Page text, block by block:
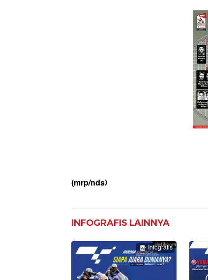
(mrp/nds)
INFOGRAFIS LAINNYA
Infografis